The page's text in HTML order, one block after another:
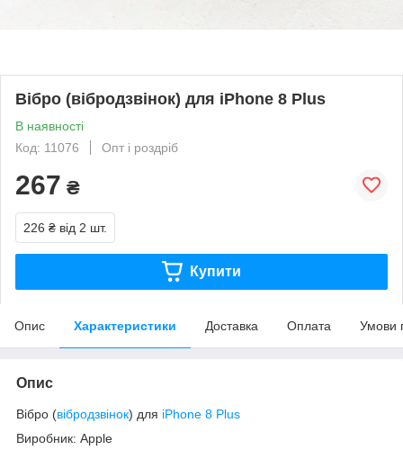
Вібро (вібродзвінок) для iPhone 8 Plus
В наявності
Код: 11076
Опт і роздріб
267 ₴
226 ₴ від 2 шт.
Купити
Опис Характеристики Доставка Оплата Умови
Опис
Вібро (вібродзвінок) для iPhone 8 Plus
Виробник: Apple